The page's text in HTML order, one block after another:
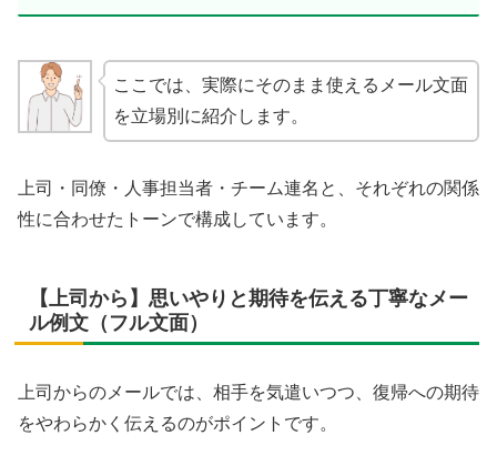
ここでは、実際にそのまま使えるメール文面
を立場別に紹介します。
上司・同僚・人事担当者・チーム連名と、それぞれの関係
性に合わせたトーンで構成しています。
【上司から】思いやりと期待を伝える丁寧なメー
ル例文（フル文面）
上司からのメールでは、相手を気遣いつつ、復帰への期待
をやわらかく伝えるのがポイントです。